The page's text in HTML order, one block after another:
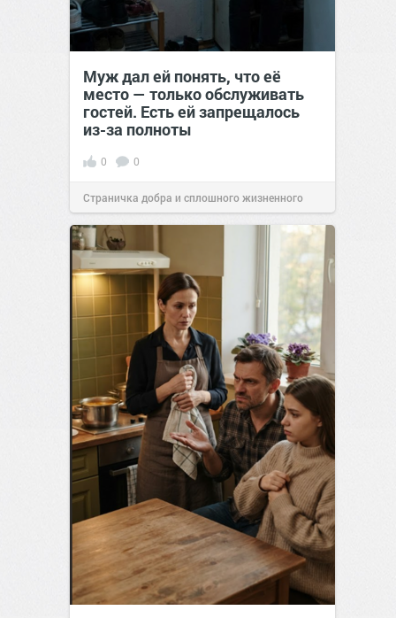
Муж дал ей понять, что её
место — только обслуживать
гостей. Есть ей запрещалось
из-за полноты
0 0
Страничка добра и сплошного жизненного
позитива!00:2807 авг 2026